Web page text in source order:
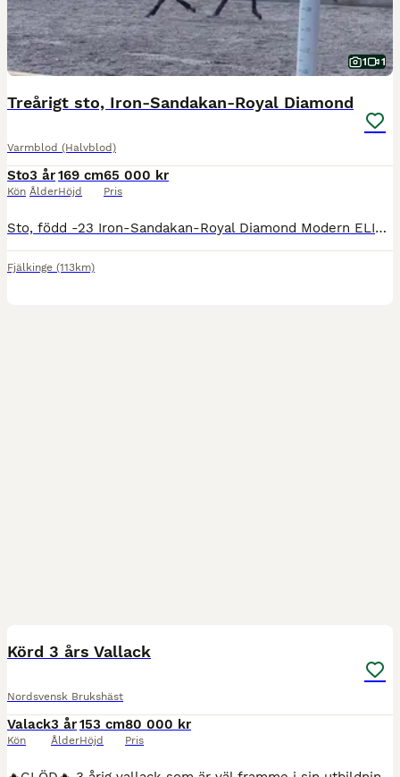
1 1
Treårigt sto, Iron-Sandakan-Royal Diamond
Varmblod (Halvblod)
Sto
Kön
3 år
Ålder
169 cm
Höjd
65 000 kr
Pris
Sto, född -23 Iron-Sandakan-Royal Diamond Modern ELIT och välmeriterat möderne med flertalet diplomhästar. Inridning påbörjad. Känslig individ för omgivning. Något reaktivt beteende. Behöver tid och ryttare som har kunskap att hantera sådan individ. Rör sig trevligt. Löshoppad och visar god inställning till detta. En snäll individ som är enkel att hantera i det var
Fjälkinge (113km)
Körd 3 års Vallack
Nordsvensk Brukshäst
Valack
Kön
3 år
Ålder
153 cm
Höjd
80 000 kr
Pris